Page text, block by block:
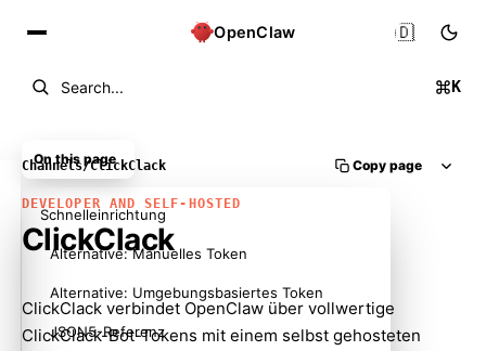
OpenClaw
Search... K
🇩🇪
Channels/ClickClack Copy page
DEVELOPER AND SELF-HOSTED
ClickClack
ClickClack verbindet OpenClaw über vollwertige
ClickClack-Bot-Tokens mit einem selbst gehosteten
On this page
Schnelleinrichtung
Alternative: Manuelles Token
Alternative: Umgebungsbasiertes Token
JSON5-Referenz